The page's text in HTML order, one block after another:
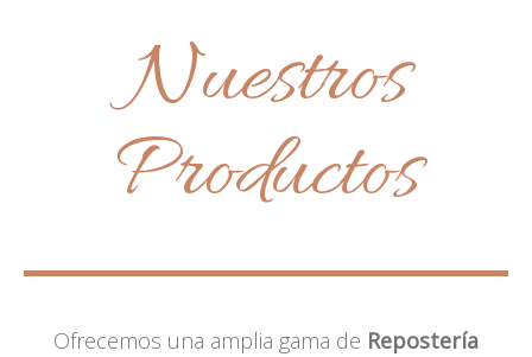
Nuestros
Productos
Ofrecemos una amplia gama de Repostería